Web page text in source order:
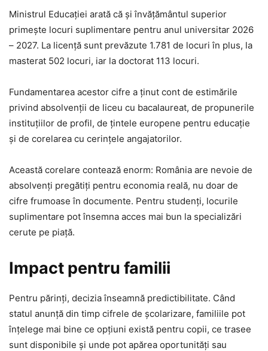
Ministrul Educației arată că și învățământul superior
primește locuri suplimentare pentru anul universitar 2026
– 2027. La licență sunt prevăzute 1.781 de locuri în plus, la
masterat 502 locuri, iar la doctorat 113 locuri.
Fundamentarea acestor cifre a ținut cont de estimările
privind absolvenții de liceu cu bacalaureat, de propunerile
instituțiilor de profil, de țintele europene pentru educație
și de corelarea cu cerințele angajatorilor.
Această corelare contează enorm: România are nevoie de
absolvenți pregătiți pentru economia reală, nu doar de
cifre frumoase în documente. Pentru studenți, locurile
suplimentare pot însemna acces mai bun la specializări
cerute pe piață.
Impact pentru familii
Pentru părinți, decizia înseamnă predictibilitate. Când
statul anunță din timp cifrele de școlarizare, familiile pot
înțelege mai bine ce opțiuni există pentru copii, ce trasee
sunt disponibile și unde pot apărea oportunități sau